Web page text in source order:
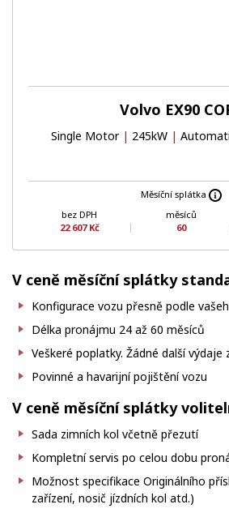
Volvo EX90
Single Motor | 245kW |
Měsíční splátka
bez DPH
měsíců
22 607 Kč
60
V ceně měsíční splátky
Konfigurace vozu přesně podle
Délka pronájmu 24 až 60 měsíců
Veškeré poplatky. Žádné další výdaje
Povinné a havarijní pojištění vozu
V ceně měsíční splátky
Sada zimních kol včetně přezutí
Kompletní servis po celou dobu
Možnost specifikace Originálního
zařízení, nosič jízdních kol atd.)